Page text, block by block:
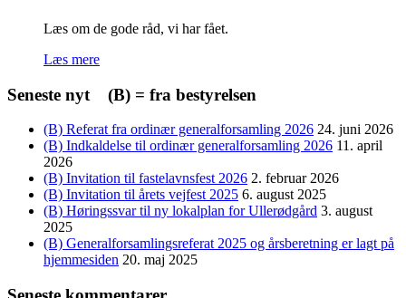
Læs om de gode råd, vi har fået.
Læs mere
Seneste nyt (B) = fra bestyrelsen
(B) Referat fra ordinær generalforsamling 2026 24. juni 2026
(B) Indkaldelse til ordinær generalforsamling 2026 11. april
2026
(B) Invitation til fastelavnsfest 2026 2. februar 2026
(B) Invitation til årets vejfest 2025 6. august 2025
(B) Høringssvar til ny lokalplan for Ullerødgård 3. august
2025
(B) Generalforsamlingsreferat 2025 og årsberetning er lagt på
hjemmesiden 20. maj 2025